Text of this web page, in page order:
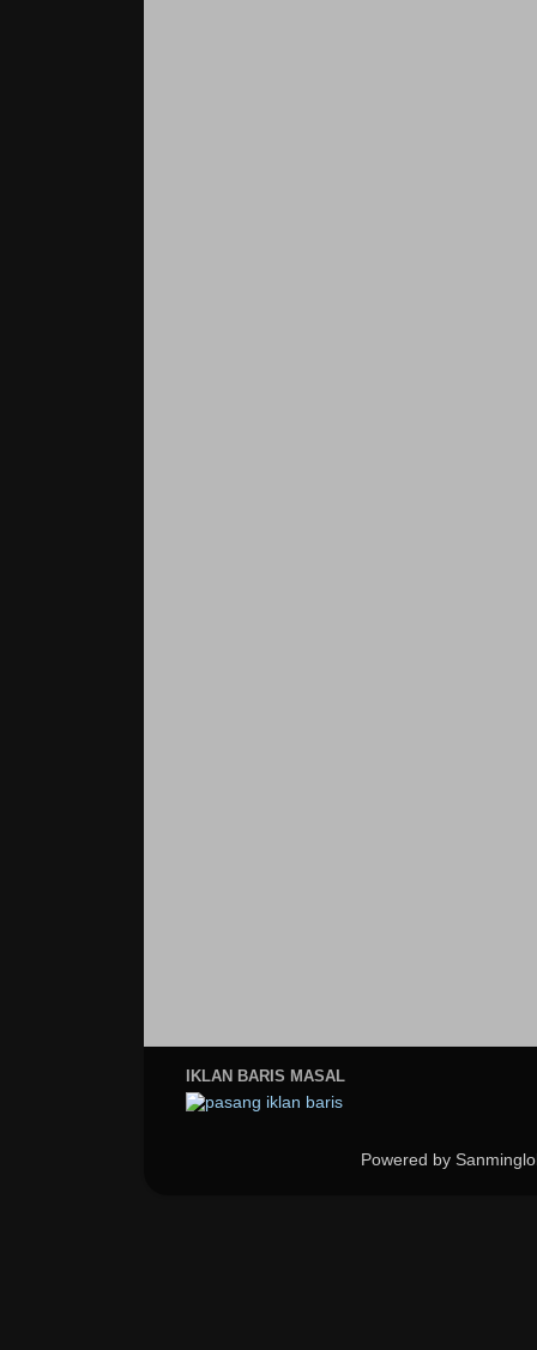
IKLAN BARIS MASAL
Powered by